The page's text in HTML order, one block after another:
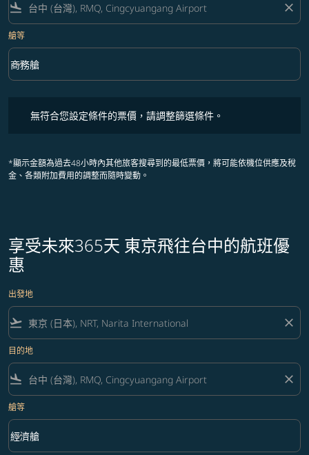
flight_land close
艙等
艙等 option 商務艙 Selected
商務艙
keyboard_arrow_down
無符合您設定條件的票價，請調整篩選條件。
*顯示金額為過去48小時內其他旅客搜尋到的最低票價，將可能依機位供應及稅
金、各類附加費用的調整而隨時變動。
享受未來365天 東京飛往台中的航班優
惠
出發地
flight_takeoff close
目的地
flight_land close
艙等
艙等 option 經濟艙 Selected
經濟艙
keyboard_arrow_down